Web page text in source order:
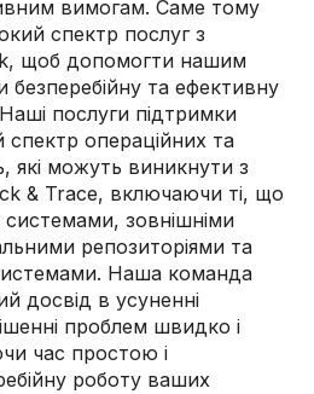
вимогам. Саме тому
спектр послуг з
щоб допомогти нашим
безперебійну та ефективну
послуги підтримки
операційних та
які можуть виникнути з
& Trace, включаючи ті, що
системами, зовнішніми
репозиторіями та
Наша команда
досвід в усуненні
проблем швидко і
час простою і
роботу ваших